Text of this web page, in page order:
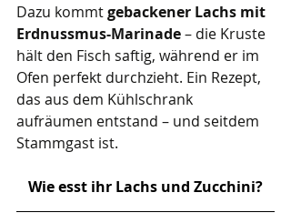
Dazu kommt gebackener Lachs mit
Erdnussmus-Marinade – die Kruste
hält den Fisch saftig, während er im
Ofen perfekt durchzieht. Ein Rezept,
das aus dem Kühlschrank
aufräumen entstand – und seitdem
Stammgast ist.
Wie esst ihr Lachs und Zucchini?